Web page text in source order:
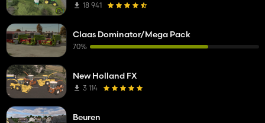
18 941
Claas Dominator/Mega Pack
70%
New Holland FX
3 114
Beuren